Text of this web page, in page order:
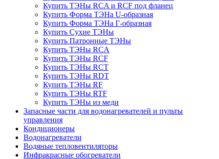
Купить ТЭНы RCA и RCF под фланец
Купить Форма ТЭНа U-образная
Купить Форма ТЭНа Г-образная
Купить Сухие ТЭНы
Купить Патронные ТЭНы
Купить ТЭНы RCA
Купить ТЭНы RCF
Купить ТЭНы RCT
Купить ТЭНы RDT
Купить ТЭНы RF
Купить ТЭНы RTF
Купить ТЭНы из меди
Запасные части для водонагревателей и пульты
управления
Кондиционеры
Водонагреватели
Водяные тепловентиляторы
Инфракрасные обогреватели